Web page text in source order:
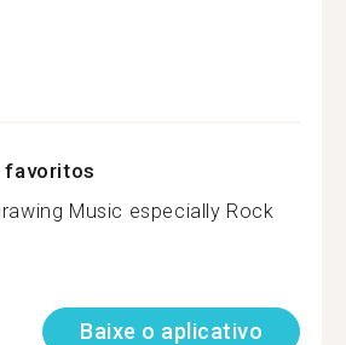
favoritos
Music especially Rock
Baixe o aplicativo